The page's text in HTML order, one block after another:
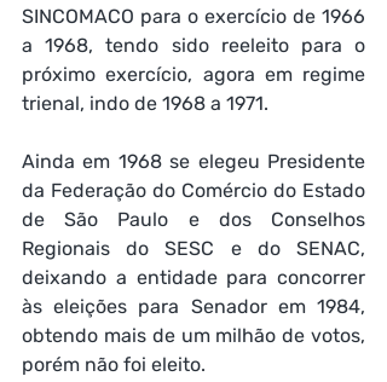
SINCOMACO para o exercício de 1966
a 1968, tendo sido reeleito para o
próximo exercício, agora em regime
trienal, indo de 1968 a 1971.
Ainda em 1968 se elegeu Presidente
da Federação do Comércio do Estado
de São Paulo e dos Conselhos
Regionais do SESC e do SENAC,
deixando a entidade para concorrer
às eleições para Senador em 1984,
obtendo mais de um milhão de votos,
porém não foi eleito.